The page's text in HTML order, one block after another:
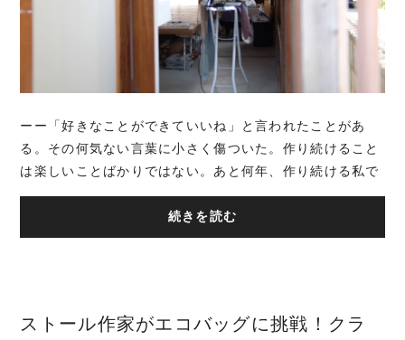
ーー「好きなことができていいね」と言われたことがあ
る。その何気ない言葉に小さく傷ついた。作り続けること
は楽しいことばかりではない。あと何年、作り続ける私で
いられるだろうか。これは、三崎で「アタシ社...
続きを読む
ストール作家がエコバッグに挑戦！クラ